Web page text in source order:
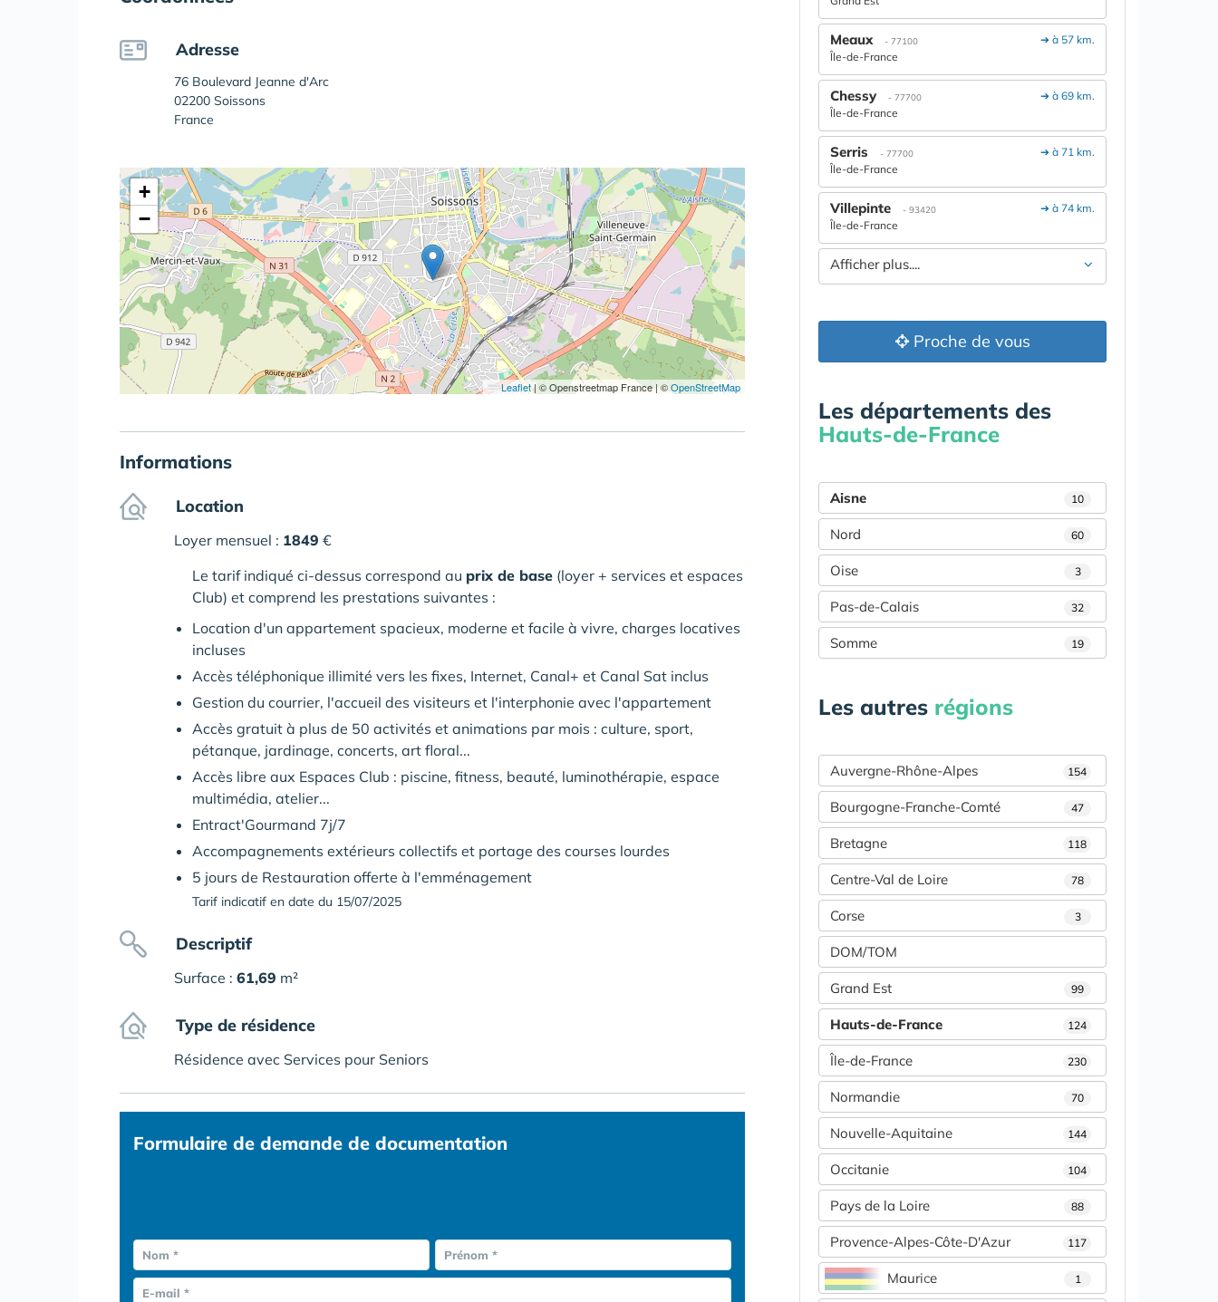
Adresse
76 Boulevard Jeanne d'Arc
02200 Soissons
France
+
−
Leaflet| © Openstreetmap France | ©OpenStreetMap
Informations
Location
Loyer mensuel : 1849 €
Le tarif indiqué ci-dessus correspond au prix de base (loyer + services et espaces
Club) et comprend les prestations suivantes :
Location d'un appartement spacieux, moderne et facile à vivre, charges locatives
incluses
Accès téléphonique illimité vers les fixes, Internet, Canal+ et Canal Sat inclus
Gestion du courrier, l'accueil des visiteurs et l'interphonie avec l'appartement
Accès gratuit à plus de 50 activités et animations par mois : culture, sport,
pétanque, jardinage, concerts, art floral...
Accès libre aux Espaces Club : piscine, fitness, beauté, luminothérapie, espace
multimédia, atelier...
Entract'Gourmand 7j/7
Accompagnements extérieurs collectifs et portage des courses lourdes
5 jours de Restauration offerte à l'emménagement
Tarif indicatif en date du 15/07/2025
Descriptif
Surface : 61,69 m²
Type de résidence
Résidence avec Services pour Seniors
Formulaire de demande de documentation
Nom * Prénom *
E-mail *
➔ à 57 km.
Meaux - 77100
Île-de-France
➔ à 69 km.
Chessy - 77700
Île-de-France
➔ à 71 km.
Serris - 77700
Île-de-France
➔ à 74 km.
Villepinte - 93420
Île-de-France
Afficher plus....
Proche de vous
Les départements des
Hauts-de-France
Aisne 10
Nord 60
Oise 3
Pas-de-Calais 32
Somme 19
Les autres régions
Auvergne-Rhône-Alpes 154
Bourgogne-Franche-Comté 47
Bretagne 118
Centre-Val de Loire 78
Corse 3
DOM/TOM
Grand Est 99
Hauts-de-France 124
Île-de-France 230
Normandie 70
Nouvelle-Aquitaine 144
Occitanie 104
Pays de la Loire 88
Provence-Alpes-Côte-D'Azur 117
Maurice 1